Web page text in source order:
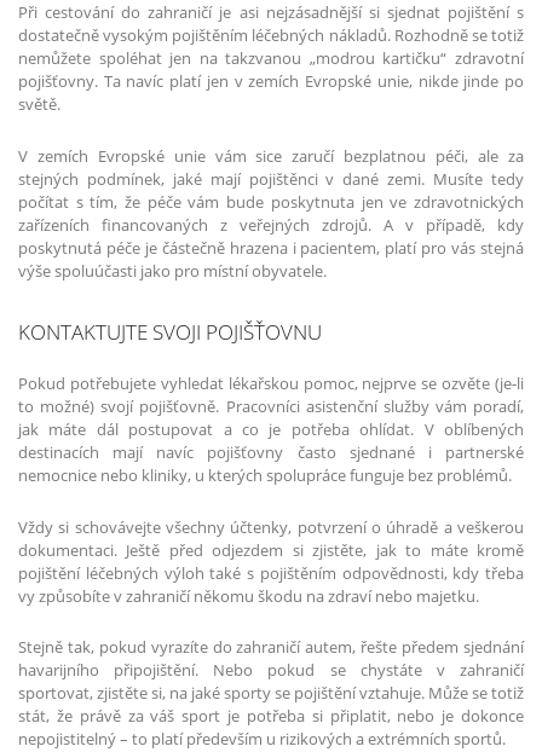
Při cestování do zahraničí je asi nejzásadnější si sjednat pojištění s
dostatečně vysokým pojištěním léčebných nákladů. Rozhodně se totiž
nemůžete spoléhat jen na takzvanou „modrou kartičku“ zdravotní
pojišťovny. Ta navíc platí jen v zemích Evropské unie, nikde jinde po
světě.
V zemích Evropské unie vám sice zaručí bezplatnou péči, ale za
stejných podmínek, jaké mají pojištěnci v dané zemi. Musíte tedy
počítat s tím, že péče vám bude poskytnuta jen ve zdravotnických
zařízeních financovaných z veřejných zdrojů. A v případě, kdy
poskytnutá péče je částečně hrazena i pacientem, platí pro vás stejná
výše spoluúčasti jako pro místní obyvatele.
KONTAKTUJTE SVOJI POJIŠŤOVNU
Pokud potřebujete vyhledat lékařskou pomoc, nejprve se ozvěte (je­‑li
to možné) svojí pojišťovně. Pracovníci asistenční služby vám poradí,
jak máte dál postupovat a co je potřeba ohlídat. V oblíbených
destinacích mají navíc pojišťovny často sjednané i partnerské
nemocnice nebo kliniky, u kterých spolupráce funguje bez problémů.
Vždy si schovávejte všechny účtenky, potvrzení o úhradě a veškerou
dokumentaci. Ještě před odjezdem si zjistěte, jak to máte kromě
pojištění léčebných výloh také s pojištěním odpovědnosti, kdy třeba
vy způsobíte v zahraničí někomu škodu na zdraví nebo majetku.
Stejně tak, pokud vyrazíte do zahraničí autem, řešte předem sjednání
havarijního připojištění. Nebo pokud se chystáte v zahraničí
sportovat, zjistěte si, na jaké sporty se pojištění vztahuje. Může se totiž
stát, že právě za váš sport je potřeba si připlatit, nebo je dokonce
nepojistitelný – to platí především u rizikových a extrémních sportů.